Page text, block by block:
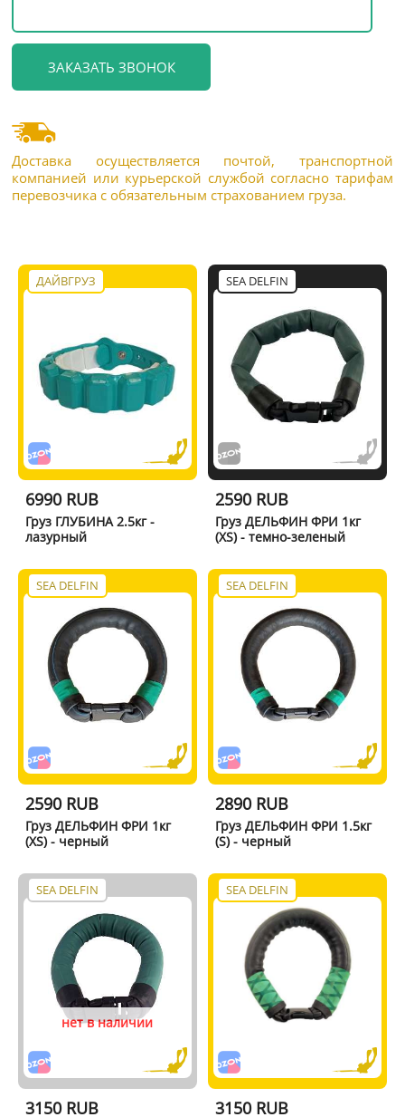
Доставка осуществляется почтой, транспортной
компанией или курьерской службой согласно тарифам
перевозчика с обязательным страхованием груза.
ДАЙВГРУЗ
6990 RUB
Груз ГЛУБИНА 2.5кг -
лазурный
SEA DELFIN
2590 RUB
Груз ДЕЛЬФИН ФРИ 1кг
(XS) - темно-зеленый
SEA DELFIN
2590 RUB
Груз ДЕЛЬФИН ФРИ 1кг
(XS) - черный
SEA DELFIN
2890 RUB
Груз ДЕЛЬФИН ФРИ 1.5кг
(S) - черный
SEA DELFIN
нет в наличии
3150 RUB
SEA DELFIN
3150 RUB